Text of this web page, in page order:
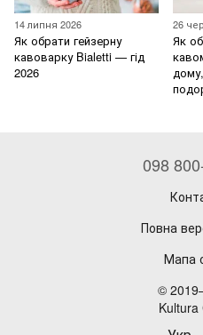
14 липня 2026
Як обрати гейзерну
кавоварку Bialetti — гід
2026
26
Як
098
Повна
Мапа
©
Kultura